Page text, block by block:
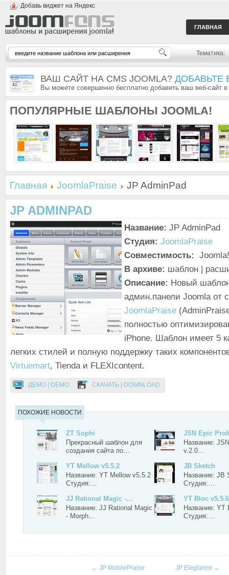
Добавь виджет на Яндекс
ГЛАВНАЯ
Тематика:
ВАШ САЙТ НА CMS JOOMLA? ДОБАВЬТЕ
Вы можете совершенно бесплатно добавить ваш веб-сайт
ПОПУЛЯРНЫЕ ШАБЛОНЫ JOOMLA!
Главная JoomlaPraise JP AdminPad
JP ADMINPAD
Название: JP AdminPad
Студия: JoomlaPraise
Совместимость:
В архиве: шаблон |
Описание: Новый
админ.панели Joomla от
JoomlaPraise
полностью
iPhone. Шаблон имеет 5
легких стилей и полную поддержку таких
Virtuemart, Tienda и FLEXIcontent.
ДЕМО | DEMO СКАЧАТЬ | DOWNLOAD
ПОХОЖИЕ НОВОСТИ
ZT Sophi
Прекрасный шаблон для
создания сайта по…
JSN Epic
Название:
v.2.0…
YT Mellow v5.5.2
Название: YT Mellow v5.5.2
Студия:…
JB Sketch
Название: JB
Студия:…
JJ Rational Magic -…
Название: JJ Rational Magic
- Morph…
YT Bloc v5.5.6
Название: YT
Студия:…
← JP MobilePraise JP Eleglance →